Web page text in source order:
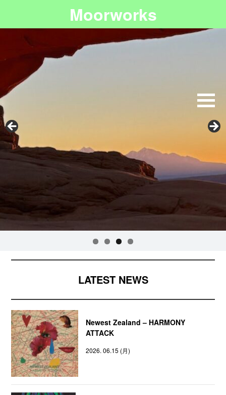
Moorworks
LATEST NEWS
Newest Zealand – HARMONY
ATTACK
2026. 06.15 (月)